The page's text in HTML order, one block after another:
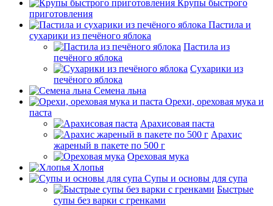
Крупы быстрого
приготовления
Пастила и
сухарики из печёного яблока
Пастила из
печёного яблока
Сухарики из
печёного яблока
Семена льна
Орехи, ореховая мука и
паста
Арахисовая паста
Арахис
жареный в пакете по 500 г
Ореховая мука
Хлопья
Супы и основы для супа
Быстрые
супы без варки с гренками